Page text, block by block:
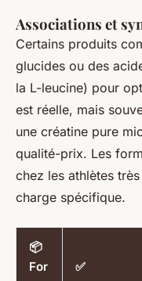
Associations et
Certains produits
glucides ou des
la L-leucine) pour
est réelle, mais
une créatine pure
qualité-prix. Les
chez les athlètes
charge spécifique.
📦
For
✅